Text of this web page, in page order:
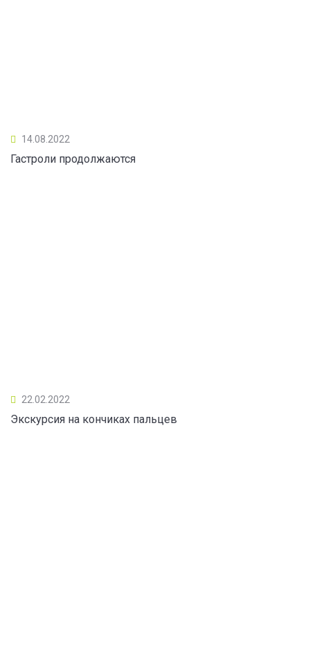
14.08.2022
Гастроли продолжаются
22.02.2022
Экскурсия на кончиках пальцев